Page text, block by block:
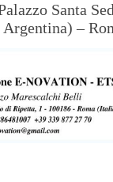
Santa
–